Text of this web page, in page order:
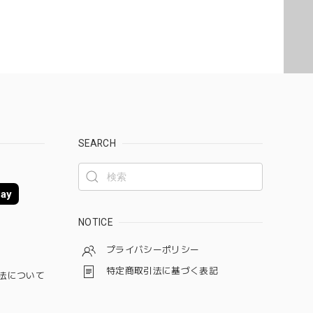
した。 母の日でご注文ありがとうございました。
について
SEARCH
NOTICE
プライバシーポリシー
特定商取引法に基づく表記